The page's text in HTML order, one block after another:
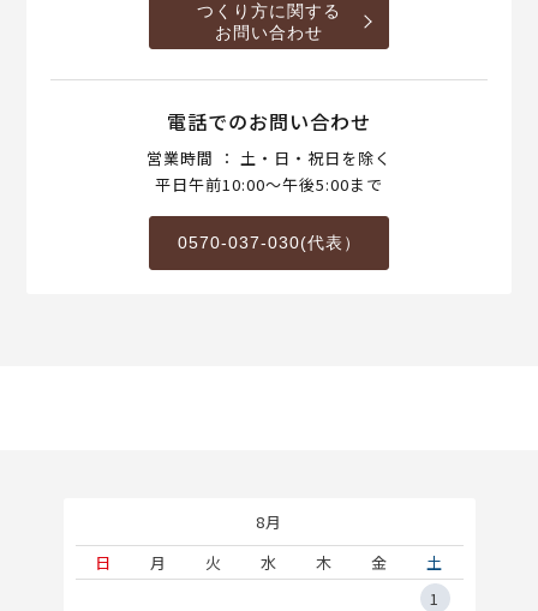
つくり方に関する
お問い合わせ
電話でのお問い合わせ
営業時間 ： 土・日・祝日を除く
平日午前10:00～午後5:00まで
0570-037-030(代表）
8月
日
月 火 水 木 金
土
1